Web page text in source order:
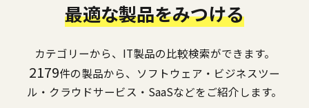
最適な製品をみつける
カテゴリーから、IT製品の比較検索ができます。
2179件の製品から、ソフトウェア・ビジネスツー
ル・クラウドサービス・SaaSなどをご紹介します。